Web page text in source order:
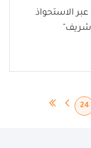
الاستحواذ
شريف"
24